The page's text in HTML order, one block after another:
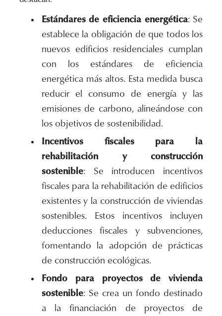
Estándares de eficiencia energética: Se
establece la obligación de que todos los
nuevos edificios residenciales cumplan
con los estándares de eficiencia
energética más altos. Esta medida busca
reducir el consumo de energía y las
emisiones de carbono, alineándose con
los objetivos de sostenibilidad.
Incentivos fiscales para la
rehabilitación y construcción
sostenible: Se introducen incentivos
fiscales para la rehabilitación de edificios
existentes y la construcción de viviendas
sostenibles. Estos incentivos incluyen
deducciones fiscales y subvenciones,
fomentando la adopción de prácticas
de construcción ecológicas.
Fondo para proyectos de vivienda
sostenible: Se crea un fondo destinado
a la financiación de proyectos de